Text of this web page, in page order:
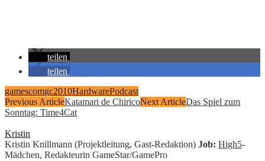
teilen
teilen
gamescomgc2010HardwarePodcast
Previous ArticleKatamari de ChiricoNext ArticleDas Spiel zum
Sonntag: Time4Cat
Kristin
Kristin Knillmann (Projektleitung, Gast-Redaktion) Job: High5-
Mädchen, Redakteurin GameStar/GamePro